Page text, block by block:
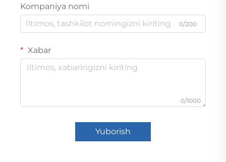
Kompaniya nomi
0/200
Xabar
0/1000
Yuborish